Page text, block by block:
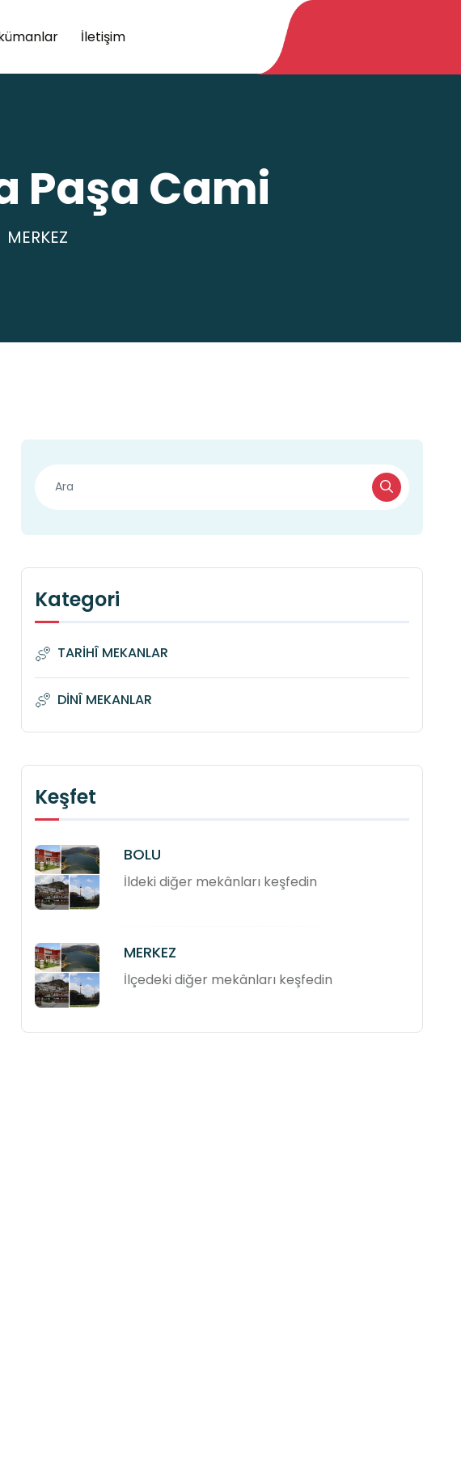
İletişim
Paşa Cami
MERKEZ
Kategori
TARİHÎ MEKANLAR
DİNÎ MEKANLAR
Keşfet
BOLU
İldeki diğer mekânları keşfedin
MERKEZ
İlçedeki diğer mekânları keşfedin